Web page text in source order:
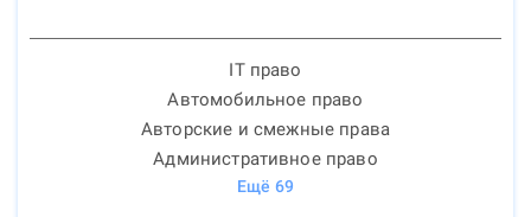
IT право
Автомобильное право
Авторские и смежные права
Административное право
Ещё 69